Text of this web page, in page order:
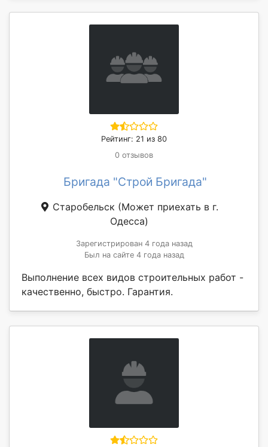
Рейтинг: 21 из 80
0 отзывов
Бригада "Строй Бригада"
Старобельск (Может приехать в г.
Одесса)
Зарегистрирован 4 года назад
Был на сайте 4 года назад
Выполнение всех видов строительных работ -
качественно, быстро. Гарантия.